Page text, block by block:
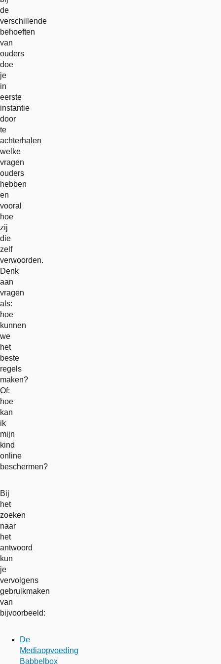
de
verschillende
behoeften
van
ouders
doe
je
in
eerste
instantie
door
te
achterhalen
welke
vragen
ouders
hebben
en
vooral
hoe
zij
die
zelf
verwoorden.
Denk
aan
vragen
als:
hoe
kunnen
we
het
beste
regels
maken?
Of:
hoe
kan
ik
mijn
kind
online
beschermen?
Bij
het
zoeken
naar
het
antwoord
kun
je
vervolgens
gebruikmaken
van
bijvoorbeeld:
De
Mediaopvoeding
Babbelbox